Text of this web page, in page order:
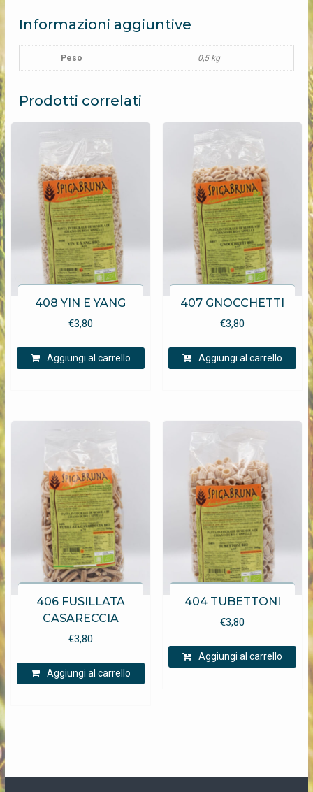
Informazioni aggiuntive
Peso 0,5 kg
Prodotti correlati
408 YIN E YANG
€3,80
Aggiungi al carrello
407 GNOCCHETTI
€3,80
Aggiungi al carrello
406 FUSILLATA
CASARECCIA
€3,80
Aggiungi al carrello
404 TUBETTONI
€3,80
Aggiungi al carrello